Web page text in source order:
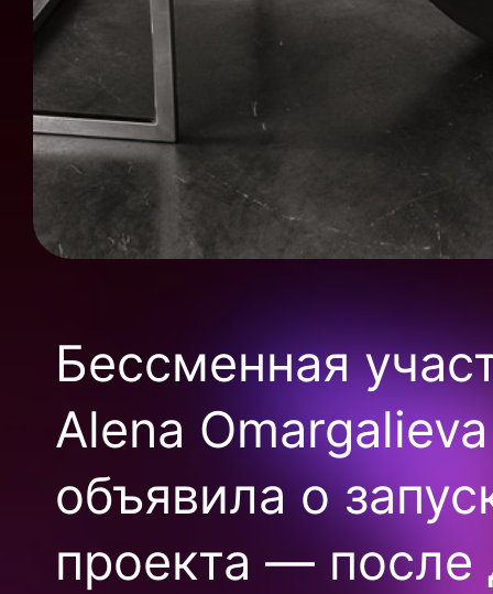
Бессменная
Alena
объявила о
проекта — после